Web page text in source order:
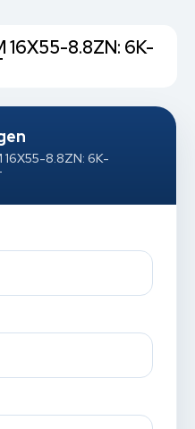
16X55-8.8ZN: 6K-
16X55-8.8ZN: 6K-